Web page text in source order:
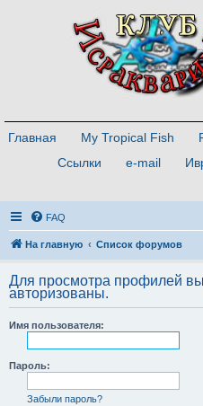
Главная My Tropical Fish
Ссылки
e-mail
FAQ
На главную Список форумов
Для просмотра профилей
авторизованы.
Имя пользователя:
Пароль:
Забыли пароль?